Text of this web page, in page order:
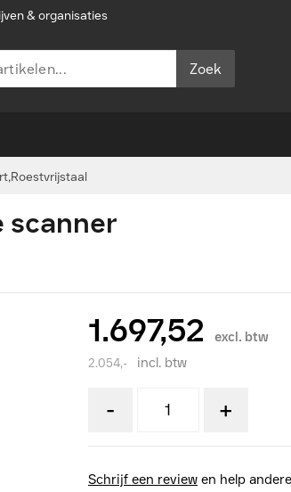
& organisaties
Zoek
scanner
1.697,52 excl. btw
2.054,- incl. btw
- +
Schrijf een review en help